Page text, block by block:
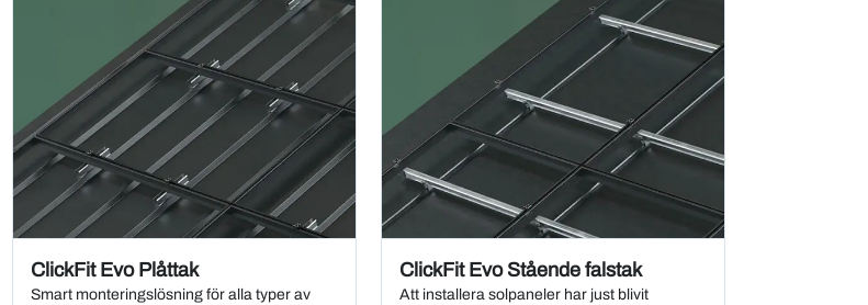
ClickFit Evo Plåttak
Smart monteringslösning för alla typer av
ClickFit Evo Stående falstak
Att installera solpaneler har just blivit